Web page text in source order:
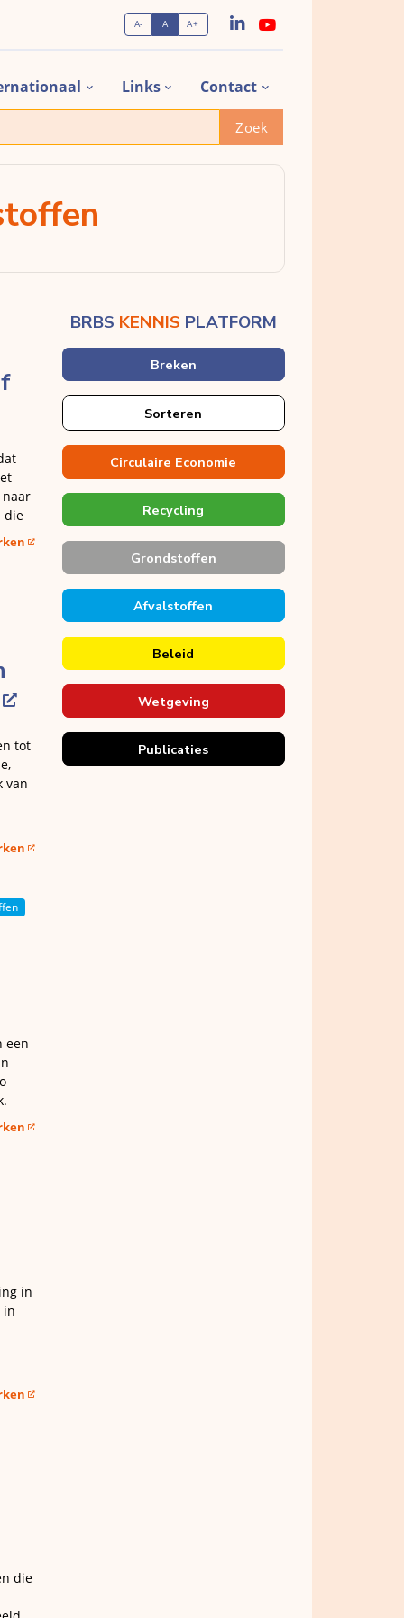
A- A A+
Links Contact
Zoek
die
tot
van
een
in
in
die
BRBS KENNIS PLATFORM
Breken
Sorteren
Circulaire Economie
Recycling
Grondstoffen
Afvalstoffen
Beleid
Wetgeving
Publicaties